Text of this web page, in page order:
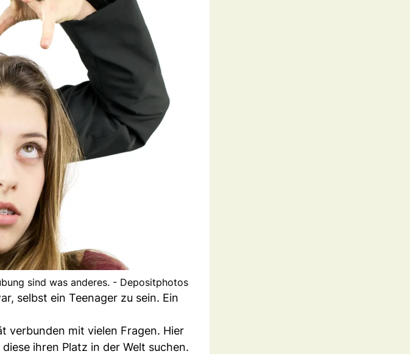
sind was anderes. - Depositphotos
selbst ein Teenager zu sein. Ein
verbunden mit vielen Fragen. Hier
ihren Platz in der Welt suchen.